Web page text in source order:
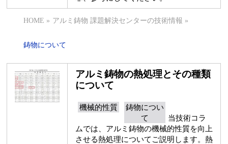
HOME » アルミ鋳物 課題解決センターの技術情報 »
鋳物について
アルミ鋳物の熱処理とその種類
について
機械的性質
鋳物につい
て
当技術コラ
ムでは、アルミ鋳物の機械的性質を向上
させる熱処理についてご説明します。熱